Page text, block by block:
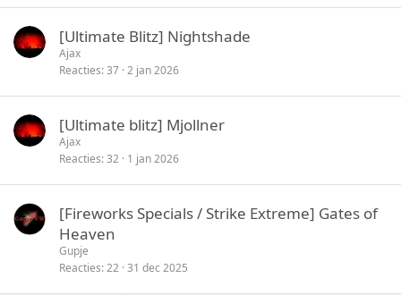
[Ultimate Blitz] Nightshade
Ajax
Reacties 37 2 jan 2026
[Ultimate blitz] Mjollner
Ajax
Reacties 32 1 jan 2026
[Fireworks Specials / Strike Extreme] Gates of
Heaven
Gupje
Reacties 22 31 dec 2025